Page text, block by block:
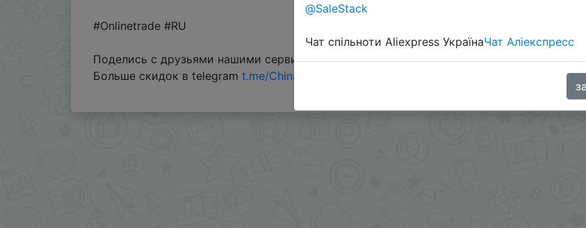
#Onlinetrade #RU
Поделись с друзьями нашими сервисами - @SKIDKOVOZ
Больше скидок в telegram t.me/ChinaGoodBuy
@SaleStack
Чат спільноти Aliexpress УкраїнаЧат Аліекспресс